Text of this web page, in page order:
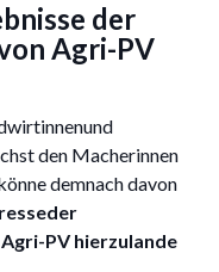
der
Agri-PV
den Macherinnen
demnach davon
PV hierzulande